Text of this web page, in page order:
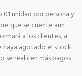
unidad por persona y
que se cuente aun
a los clientes, a
haya agotado el stock
se realicen más pagos